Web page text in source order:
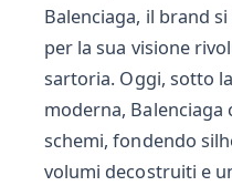
Balenciaga, il brand
per la sua visione
sartoria. Oggi, sotto
moderna,
schemi, fondendo
volumi decostruiti e